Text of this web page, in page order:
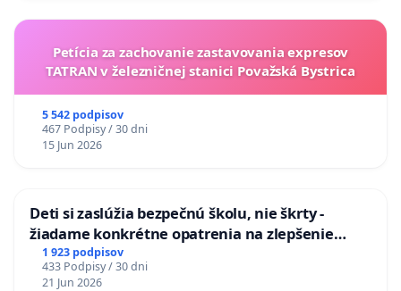
Petícia za zachovanie zastavovania expresov
TATRAN v železničnej stanici Považská Bystrica
5 542 podpisov
467 Podpisy / 30 dni
15 Jun 2026
Deti si zaslúžia bezpečnú školu, nie škrty -
žiadame konkrétne opatrenia na zlepšenie
situácie v školstve
1 923 podpisov
433 Podpisy / 30 dni
21 Jun 2026